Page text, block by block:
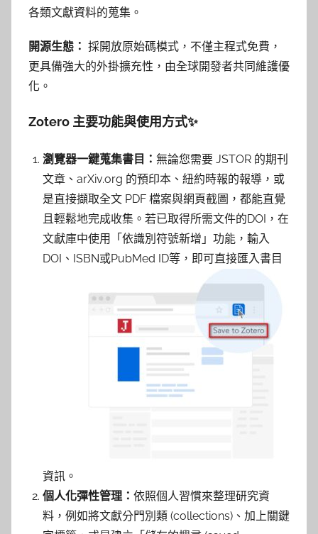
各類文獻資料的蒐集。
開源生態： 採開放原始碼模式，不僅主程式免費，
更具備強大的外掛擴充性，由全球開發者共同維護優
化。
Zotero 主要功能與使用方式✨
瀏覽器一鍵蒐集書目： 無論您需要 JSTOR 的期刊
文章、arXiv.org 的預印本、紐約時報的報導，或
是直接擷取全文 PDF 檔案與網頁截圖，都能直覺
且輕鬆地完成收集。若已取得所需文件的DOI，在
文獻庫中使用「依識別符號新增」功能，輸入
DOI、ISBN或PubMed ID等，即可直接匯入書目
資訊 。
個人化彈性管理： 依照個人習慣來整理研究資
料，例如將文獻分門別類 (collections)、加上關鍵